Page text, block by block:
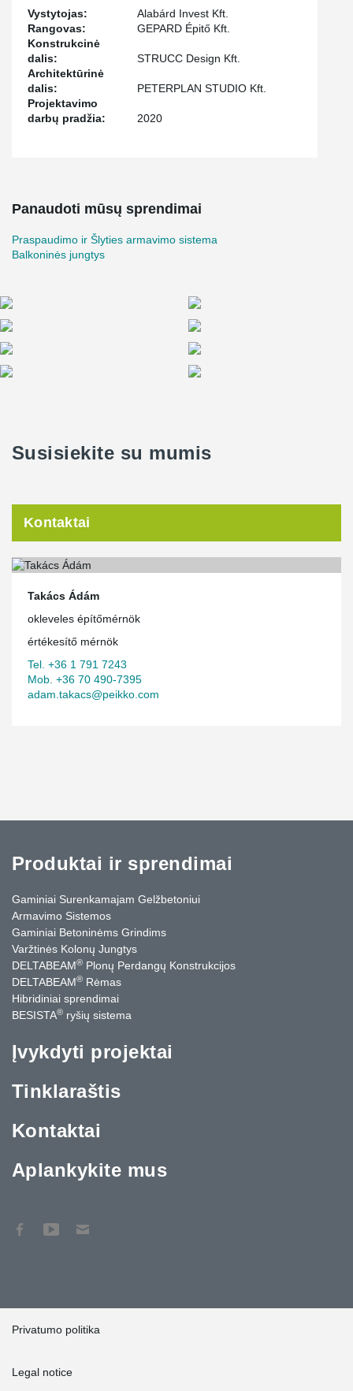
Vystytojas:
Alabárd Invest Kft.
Rangovas:
GEPARD Épitő Kft.
Konstrukcinė
dalis:
STRUCC Design Kft.
Architektūrinė
dalis:
PETERPLAN STUDIO Kft.
Projektavimo
darbų pradžia:
2020
Panaudoti mūsų sprendimai
Praspaudimo ir Šlyties armavimo sistema
Balkoninės jungtys
Susisiekite su mumis
Kontaktai
Takács Ádám
okleveles építőmérnök
értékesítő mérnök
Tel. +36 1 791 7243
Mob. +36 70 490-7395
adam.takacs@peikko.com
Produktai ir sprendimai
Gaminiai Surenkamajam Gelžbetoniui
Armavimo Sistemos
Gaminiai Betoninėms Grindims
Varžtinės Kolonų Jungtys
DELTABEAM® Plonų Perdangų Konstrukcijos
DELTABEAM® Rėmas
Hibridiniai sprendimai
BESISTA® ryšių sistema
Įvykdyti projektai
Tinklaraštis
Kontaktai
Aplankykite mus
Privatumo politika
Legal notice